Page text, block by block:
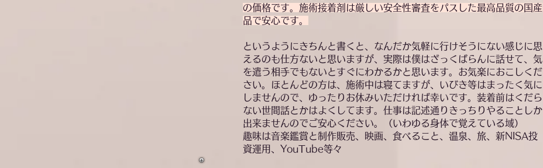
の価格です。施術接着剤は厳しい安全性審査をパスした最高品質の国産
品で安心です。
​というようにきちんと書くと、なんだか気軽に行けそうにない感じに思
えるのも仕方ないと思いますが、実際は僕はざっくばらんに話せて、気
を遣う相手でもないとすぐにわかるかと思います。お気楽におこしくだ
さい。ほとんどの方は、施術中は寝てますが、いびき等はまったく気に
しませんので、ゆったりお休みいただければ幸いです。装着前はくだら
ない世間話とかはよくしてます。仕事は記述通りきっちりやることしか
出来ませんのでご安心ください。（いわゆる身体で覚えている域）
​趣味は音楽鑑賞と制作販売、映画、食べること、温泉、旅、新NISA投
資運用、YouTube等々